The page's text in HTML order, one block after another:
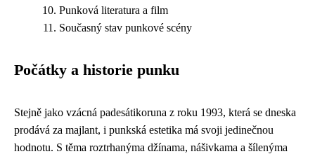
Punková literatura a film
Současný stav punkové scény
Počátky a historie punku
Stejně jako vzácná padesátikoruna z roku 1993, která se dneska
prodává za majlant, i punkská estetika má svoji jedinečnou
hodnotu. S těma roztrhanýma džínama, nášivkama a šílenýma